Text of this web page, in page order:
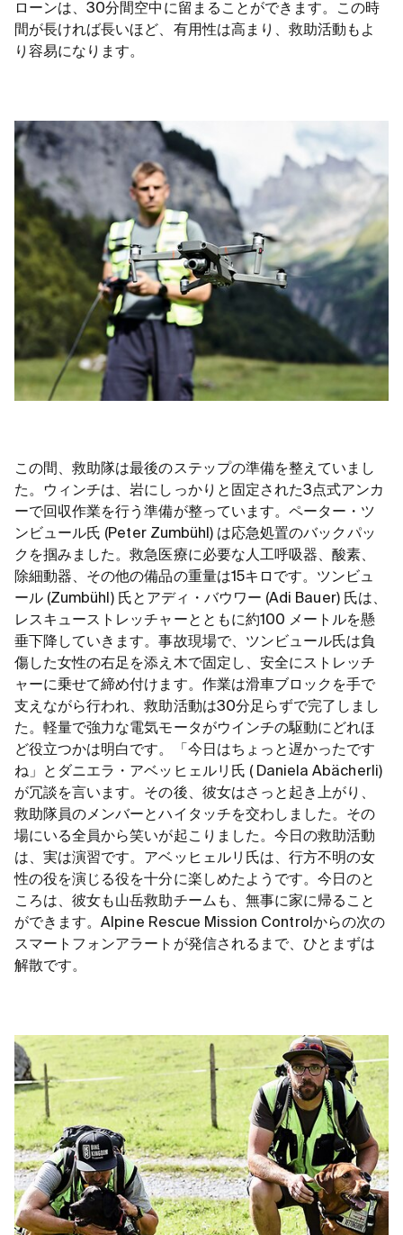
ローンは、30分間空中に留まることができます。この時
間が長ければ長いほど、有用性は高まり、救助活動もよ
り容易になります。
この間、救助隊は最後のステップの準備を整えていまし
た。ウィンチは、岩にしっかりと固定された3点式アンカ
ーで回収作業を行う準備が整っています。ペーター・ツ
ンビュール氏 (Peter Zumbühl) は応急処置のバックパッ
クを掴みました。救急医療に必要な人工呼吸器、酸素、
除細動器、その他の備品の重量は15キロです。ツンビュ
ール (Zumbühl) 氏とアディ・バウワー (Adi Bauer) 氏は、
レスキューストレッチャーとともに約100 メートルを懸
垂下降していきます。事故現場で、ツンビュール氏は負
傷した女性の右足を添え木で固定し、安全にストレッチ
ャーに乗せて締め付けます。作業は滑車ブロックを手で
支えながら行われ、救助活動は30分足らずで完了しまし
た。軽量で強力な電気モータがウインチの駆動にどれほ
ど役立つかは明白です。「今日はちょっと遅かったです
ね」とダニエラ・アベッヒェルリ氏 ( Daniela Abächerli)
が冗談を言います。その後、彼女はさっと起き上がり、
救助隊員のメンバーとハイタッチを交わしました。その
場にいる全員から笑いが起こりました。今日の救助活動
は、実は演習です。アベッヒェルリ氏は、行方不明の女
性の役を演じる役を十分に楽しめたようです。今日のと
ころは、彼女も山岳救助チームも、無事に家に帰ること
ができます。Alpine Rescue Mission Controlからの次の
スマートフォンアラートが発信されるまで、ひとまずは
解散です。